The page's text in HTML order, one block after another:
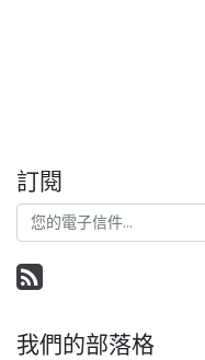
訂閱
我們的部落格